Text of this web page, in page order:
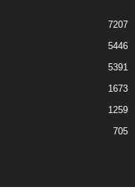
7207
5446
5391
1673
1259
705